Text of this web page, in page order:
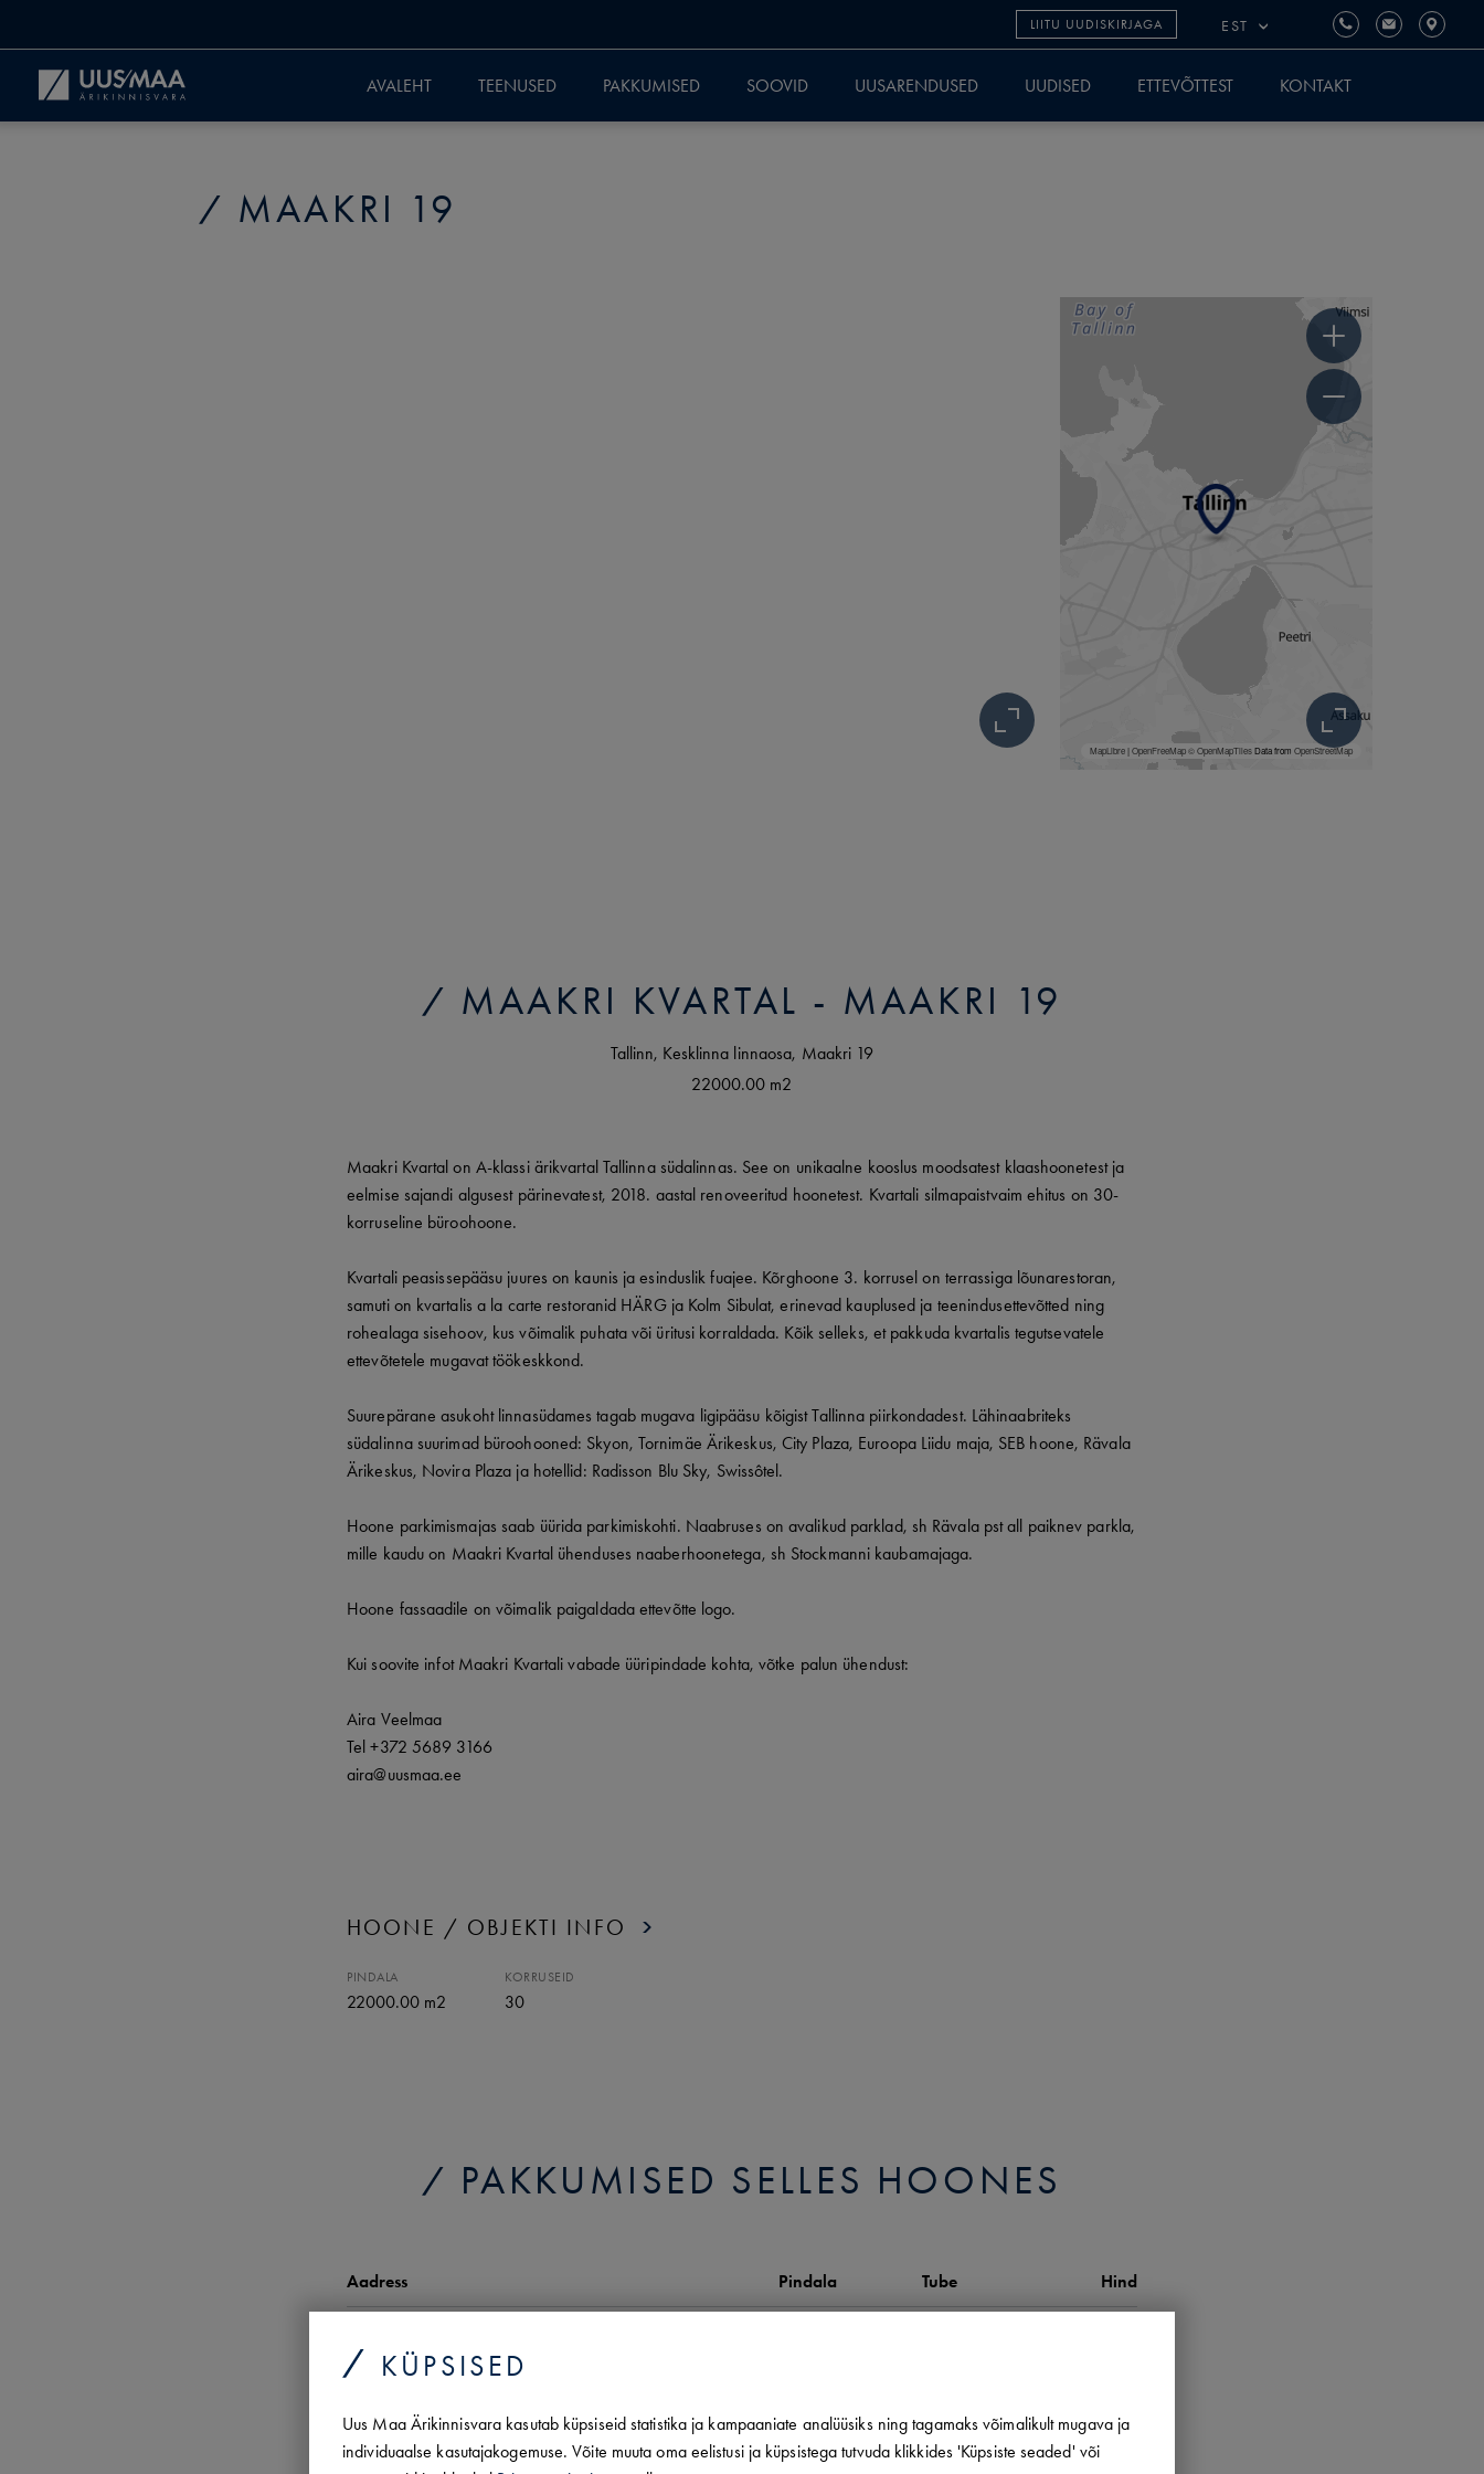
LIITU UUDISKIRJAGA EST
AVALEHT TEENUSED PAKKUMISED SOOVID UUSARENDUSED UUDISED ETTEVÕTTEST KONTAKT
KÜPSISED
Uus Maa Ärikinnisvara kasutab küpsiseid statistika ja kampaaniate analüüsiks ning tagamaks võimalikult mugava ja
individuaalse kasutajakogemuse. Võite muuta oma eelistusi ja küpsistega tutvuda klikkides 'Küpsiste seaded' või
MAAKRI 19
MapLibre|OpenFreeMap © OpenMapTilesData from OpenStreetMap
MAAKRI KVARTAL - MAAKRI 19
Tallinn, Kesklinna linnaosa, Maakri 19
22000.00 m2
Maakri Kvartal on A-klassi ärikvartal Tallinna südalinnas. See on unikaalne kooslus moodsatest klaashoonetest ja
eelmise sajandi algusest pärinevatest, 2018. aastal renoveeritud hoonetest. Kvartali silmapaistvaim ehitus on 30-
korruseline büroohoone.
Kvartali peasissepääsu juures on kaunis ja esinduslik fuajee. Kõrghoone 3. korrusel on terrassiga lõunarestoran,
samuti on kvartalis a la carte restoranid HÄRG ja Kolm Sibulat, erinevad kauplused ja teenindusettevõtted ning
rohealaga sisehoov, kus võimalik puhata või üritusi korraldada. Kõik selleks, et pakkuda kvartalis tegutsevatele
ettevõtetele mugavat töökeskkond.
Suurepärane asukoht linnasüdames tagab mugava ligipääsu kõigist Tallinna piirkondadest. Lähinaabriteks
südalinna suurimad büroohooned: Skyon, Tornimäe Ärikeskus, City Plaza, Euroopa Liidu maja, SEB hoone, Rävala
Ärikeskus, Novira Plaza ja hotellid: Radisson Blu Sky, Swissôtel.
Hoone parkimismajas saab üürida parkimiskohti. Naabruses on avalikud parklad, sh Rävala pst all paiknev parkla,
mille kaudu on Maakri Kvartal ühenduses naaberhoonetega, sh Stockmanni kaubamajaga.
Hoone fassaadile on võimalik paigaldada ettevõtte logo.
Kui soovite infot Maakri Kvartali vabade üüripindade kohta, võtke palun ühendust:
Aira Veelmaa
Tel +372 5689 3166
aira@uusmaa.ee
HOONE / OBJEKTI INFO
PINDALA
22000.00 m2
KORRUSEID
30
PAKKUMISED SELLES HOONES
Aadress Pindala Tube Hind
Maakri 21
Maakri19/1 227.30 m2 4 4546.00€